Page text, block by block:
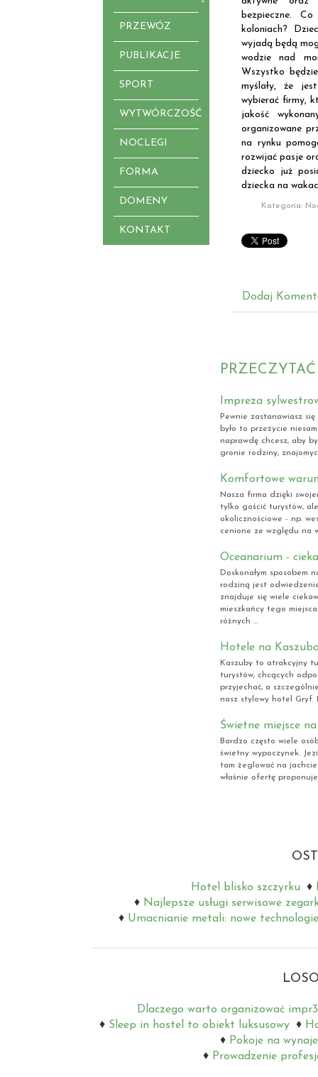
PRZEWÓZ
PUBLIKACJE
SPORT
WYTWÓRCZOŚĆ
NOCLEGI
FORMA
DOMENY
KONTAKT
bezpieczne.
koloniach?
wyjadą będą
wodzie nad
Wszystko
myślały, że
wybierać firmy,
jakość
organizowane
na rynku
rozwijać pasje
dziecko już
dziecka na
Kategoria:
Dodaj
Impreza
Pewnie zastanawiasz
było to przeżycie
naprawdę chcesz, aby
gronie rodziny,
Komfortowe
Nasza firma dzięki
tylko gościć turystów,
okolicznościowe - np.
cenione ze względu na
Oceanarium -
Doskonałym sposobem
rodziną jest
znajduje się wiele
mieszkańcy tego
różnych ...
Hotele na
Kaszuby to atrakcyjny
turystów, chcących
przyjechać, a
nasz stylowy hotel Gryf.
Świetne miejsce
Bardzo często wiele
świetny wypoczynek.
tam żeglować na
właśnie ofertę
Hotel blisko szczyrku
Najlepsze usługi serwisowe
Umacnianie metali: nowe
Dlaczego warto organizować
Sleep in hostel to obiekt luksusowy
Pokoje na
Prowadzenie